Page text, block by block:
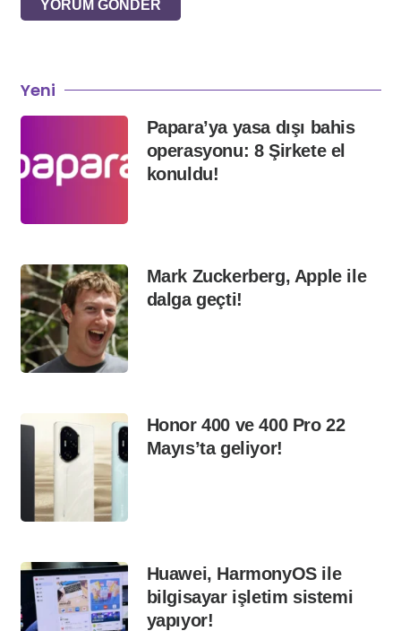
YORUM GÖNDER
Yeni
Papara’ya yasa dışı bahis
operasyonu: 8 Şirkete el
konuldu!
Mark Zuckerberg, Apple ile
dalga geçti!
Honor 400 ve 400 Pro 22
Mayıs’ta geliyor!
Huawei, HarmonyOS ile
bilgisayar işletim sistemi
yapıyor!